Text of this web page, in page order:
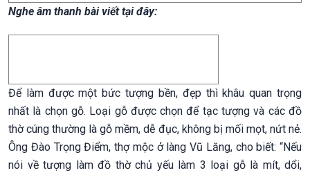
Nghe âm thanh bài viết tại đây:
Để làm được một bức tượng bền, đẹp thì khâu quan trọng
nhất là chọn gỗ. Loại gỗ được chọn để tạc tượng và các đồ
thờ cúng thường là gỗ mềm, dễ đục, không bị mối mọt, nứt nẻ.
Ông Đào Trọng Điểm, thợ mộc ở làng Vũ Lăng, cho biết: “Nếu
nói về tượng làm đồ thờ chủ yếu làm 3 loại gỗ là mít, dổi,